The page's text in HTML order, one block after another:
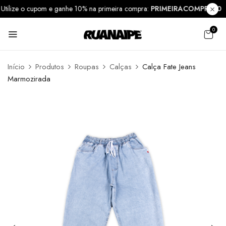
Utilize o cupom e ganhe 10% na primeira compra:
0
Início Produtos Roupas Calças
Calça Fate Jeans
Marmozirada